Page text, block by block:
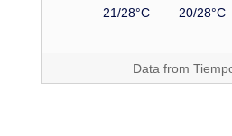
21/28°C 20/28°C
Data from